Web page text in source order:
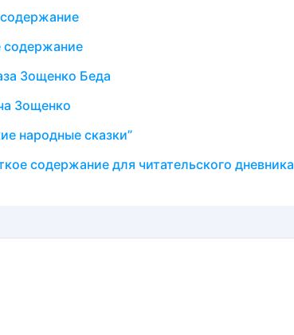
содержание
содержание
Зощенко Беда
Зощенко
народные сказки”
содержание для читательского дневника